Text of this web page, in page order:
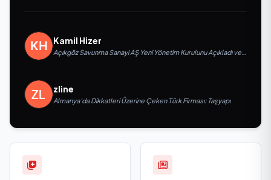
Kamil Hizer
Açıkgöz Savunma Sanayi AŞ Yeni Yönetim Kurulunu Açıkladı ve
zline
Almanya’da Dikkatleri Üzerine Çeken Türk Firması: Taşyapı